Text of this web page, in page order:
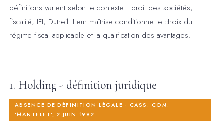
définitions varient selon le contexte : droit des sociétés,
fiscalité, IFI, Dutreil. Leur maîtrise conditionne le choix du
régime fiscal applicable et la qualification des avantages.
1. Holding - définition juridique
ABSENCE DE DÉFINITION LÉGALE · CASS. COM.
'MANTELET', 2 JUIN 1992